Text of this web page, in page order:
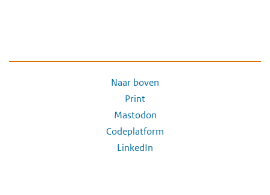
Naar boven
Print
Mastodon
Codeplatform
LinkedIn